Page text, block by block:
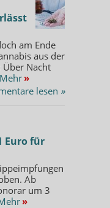
am Ende
aus der
Über Nacht
Mehr »
lesen »
Euro für
Ab
um 3
»